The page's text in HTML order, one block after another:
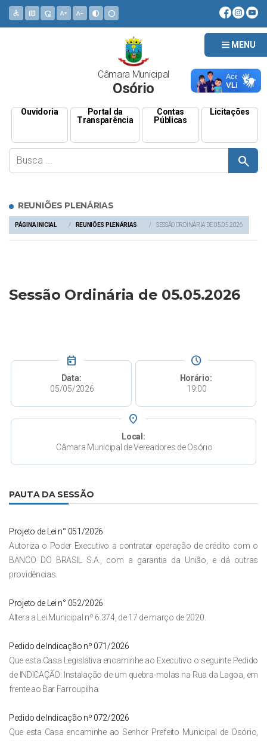
MENU
accessible map admin_panel_settings text_increase text_decrease contrast circle
Câmara Municipal
Osório
Ouvidoria
Portal da
Transparência
Contas
Públicas
Licitações
search
REUNIÕES PLENÁRIAS
PÁGINA INICIAL REUNIÕES PLENÁRIAS SESSÃO ORDINÁRIA DE 05.05.2026
Sessão Ordinária de 05.05.2026
today
Data:
05/05/2026
schedule
Horário:
19:00
place
Local:
Câmara Municipal de Vereadores de Osório
PAUTA DA SESSÃO
Projeto de Lei n° 051/2026
Autoriza o Poder Executivo a contratar operação de crédito com o
BANCO DO BRASIL S.A., com a garantia da União, e dá outras
providências.
Projeto de Lei n° 052/2026
Altera a Lei Municipal nº 6.374, de 17 de março de 2020.
Pedido de Indicação nº 071/2026
Que esta Casa Legislativa encaminhe ao Executivo o seguinte Pedido
de INDICAÇÃO: Instalação de um quebra-molas na Rua da Lagoa, em
frente ao Bar Farroupilha.
Pedido de Indicação nº 072/2026
Que esta Casa encaminhe ao Senhor Prefeito Municipal de Osório,